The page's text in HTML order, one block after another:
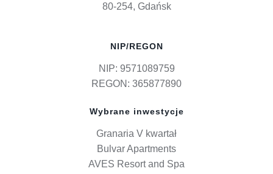
80-254, Gdańsk
NIP/REGON
NIP: 9571089759
REGON: 365877890
Wybrane inwestycje
Granaria V kwartał
Bulvar Apartments
AVES Resort and Spa